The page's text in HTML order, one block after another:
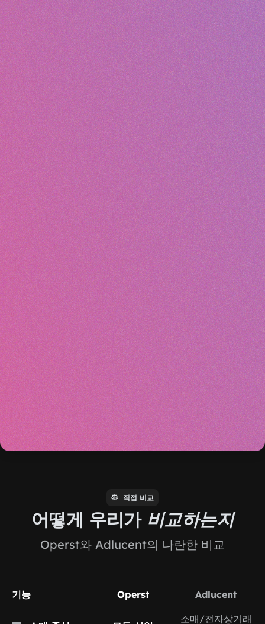
직접 비교
어떻게 우리가 비교하는지
Operst와 Adlucent의 나란한 비교
기능 Operst Adlucent
소매/전자상거래